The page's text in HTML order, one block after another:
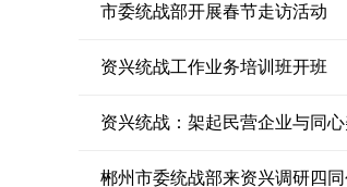
市委统战部开展春节走访活动
资兴统战工作业务培训班开班
资兴统战：架起民营企业与同
郴州市委统战部来资兴调研四